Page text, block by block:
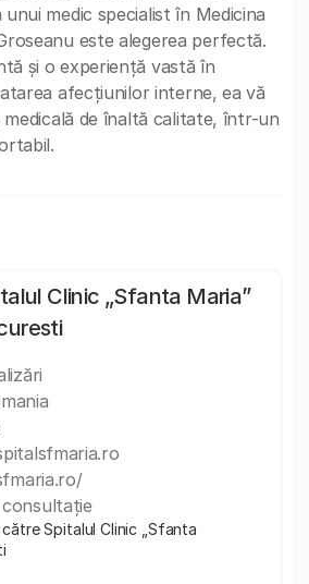
medic specialist în Medicina
este alegerea perfectă.
și o experiență vastă în
afecțiunilor interne, ea vă
de înaltă calitate, într-un
Clinic „Sfanta Maria”
Spitalul Clinic „Sfanta